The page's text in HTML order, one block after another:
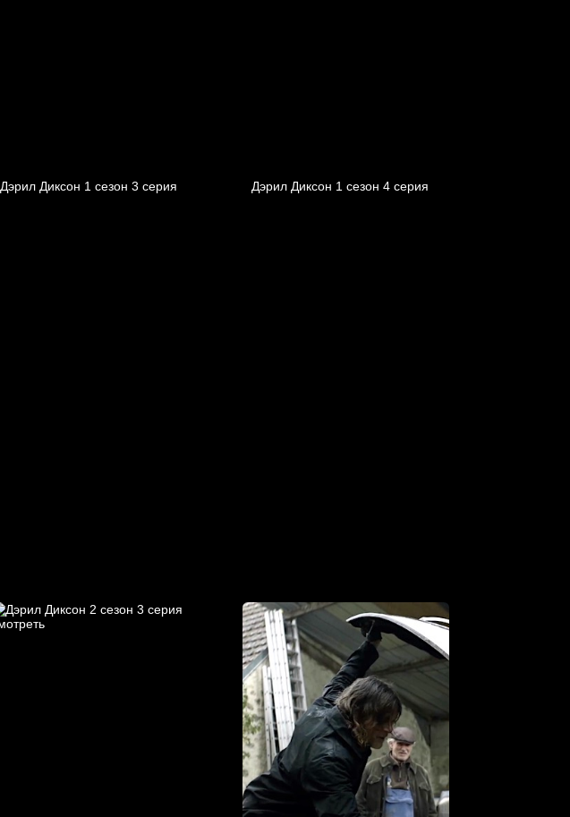
Дэрил Диксон 1 сезон 3 серия Дэрил Диксон 1 сезон 4 серия